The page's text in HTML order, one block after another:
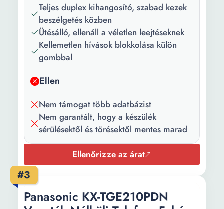
Hang fokozó:
5 szint
Riasztás:
Igen, emlékeztető
Háttérvilágítású
billentyűzet:
(h)::
Akkumulátor
feltöltési ideje:
7 h
Méretek (mm): 78 x 87 x 53 mm
Súly:
Szín:
Fekete Ezüst
Teljes duplex kihangosító, szabad kezek
beszélgetés közben
Ütésálló, ellenáll a véletlen leejtéseknek
Kellemetlen hívások blokkolása külön
gombbal
Ellen
Nem támogat több adatbázist
Nem garantált, hogy a készülék
sérülésektől és törésektől mentes marad
Ellenőrizze az árat
#3
Panasonic KX-TGE210PDN